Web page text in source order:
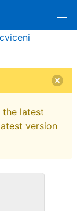
cviceni
the latest
version